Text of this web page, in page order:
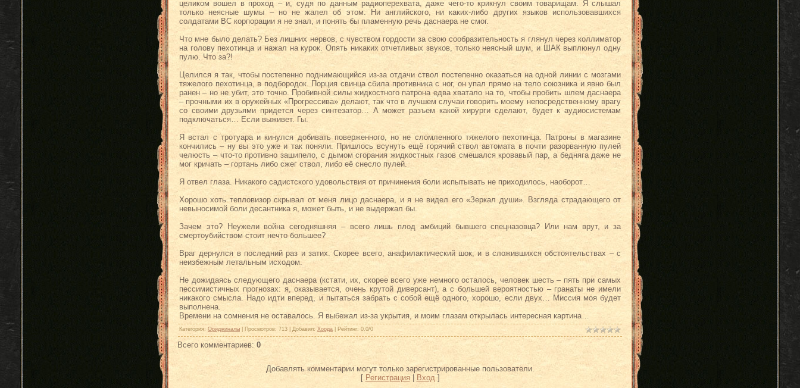
целиком вошел в проход – и, судя по данным радиоперехвата, даже чего-то крикнул своим товарищам. Я слышал
только неясные шумы – но не жалел об этом. Ни английского, ни каких-либо других языков использовавшихся
солдатами ВС корпорации я не знал, и понять бы пламенную речь даснаера не смог.
Что мне было делать? Без лишних нервов, с чувством гордости за свою сообразительность я глянул через коллиматор
на голову пехотинца и нажал на курок. Опять никаких отчетливых звуков, только неясный шум, и ШАК выплюнул одну
пулю. Что за?!
Целился я так, чтобы постепенно поднимающийся из-за отдачи ствол постепенно оказаться на одной линии с мозгами
тяжелого пехотинца, в подбородок. Порция свинца сбила противника с ног, он упал прямо на тело союзника и явно был
ранен – но не убит, это точно. Пробивной силы жидкостного патрона едва хватало на то, чтобы пробить шлем даснаера
– прочными их в оружейных «Прогрессива» делают, так что в лучшем случаи говорить моему непосредственному врагу
со своими друзьями придется через синтезатор… А может разъем какой хирурги сделают, будет к аудиосистемам
подключаться… Если выживет. Гы.
Я встал с тротуара и кинулся добивать поверженного, но не сломленного тяжелого пехотинца. Патроны в магазине
кончились – ну вы это уже и так поняли. Пришлось всунуть ещё горячий ствол автомата в почти разорванную пулей
челюсть – что-то противно зашипело, с дымом сгорания жидкостных газов смешался кровавый пар, а бедняга даже не
мог кричать – гортань либо сжег ствол, либо её снесло пулей.
Я отвел глаза. Никакого садистского удовольствия от причинения боли испытывать не приходилось, наоборот…
Хорошо хоть тепловизор скрывал от меня лицо даснаера, и я не видел его «Зеркал души». Взгляда страдающего от
невыносимой боли десантника я, может быть, и не выдержал бы.
Зачем это? Неужели война сегодняшняя – всего лишь плод амбиций бывшего спецназовца? Или нам врут, и за
смертоубийством стоит нечто большее?
Враг дернулся в последний раз и затих. Скорее всего, анафилактический шок, и в сложившихся обстоятельствах – с
неизбежным летальным исходом.
Не дожидаясь следующего даснаера (кстати, их, скорее всего уже немного осталось, человек шесть – пять при самых
пессимистичных прогнозах: я, оказывается, очень крутой диверсант), а с большей вероятностью – гранаты не имели
никакого смысла. Надо идти вперед, и пытаться забрать с собой ещё одного, хорошо, если двух… Миссия моя будет
выполнена.
Времени на сомнения не оставалось. Я выбежал из-за укрытия, и моим глазам открылась интересная картина…
Категория: Ориджиналы Просмотров: 713 | Добавил: Хорда Рейтинг: 0.0/0
Всего комментариев: 0
Добавлять комментарии могут только зарегистрированные пользователи.
[ Регистрация| Вход]